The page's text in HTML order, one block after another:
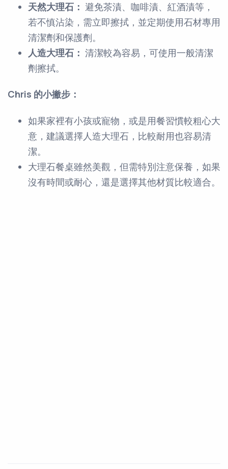
天然大理石： 避免茶漬、咖啡漬、紅酒漬等，
若不慎沾染，需立即擦拭，並定期使用石材專用
清潔劑和保護劑。
人造大理石： 清潔較為容易，可使用一般清潔
劑擦拭。
Chris 的小撇步：
如果家裡有小孩或寵物，或是用餐習慣較粗心大
意，建議選擇人造大理石，比較耐用也容易清
潔。
大理石餐桌雖然美觀，但需特別注意保養，如果
沒有時間或耐心，還是選擇其他材質比較適合。